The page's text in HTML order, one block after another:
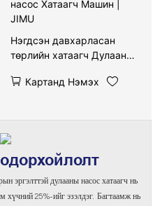
Нэгдсэн давхарласан
төрлийн хатаагч Дулааны
JIMUКартанд Нэмэх
эргэлттэй дулааны насос хатаагч нь
хүчний 25%-ийг эзэлдэг. Багтаамж нь